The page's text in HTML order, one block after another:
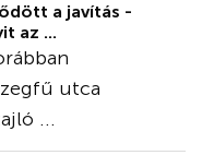
a javítás -
az ...
utca
...